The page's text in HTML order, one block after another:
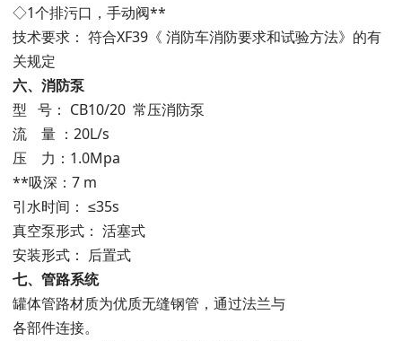
◇1个排污口，手动阀**
技术要求： 符合XF39《 消防车消防要求和试验方法》的有
关规定
六、消防泵
型 号： CB10/20 常压消防泵
流 量 ：20L/s
压 力：1.0Mpa
**吸深：7 m
引水时间： ≤35s
真空泵形式： 活塞式
安装形式： 后置式
七、管路系统
罐体管路材质为优质无缝钢管，通过法兰与
各部件连接。